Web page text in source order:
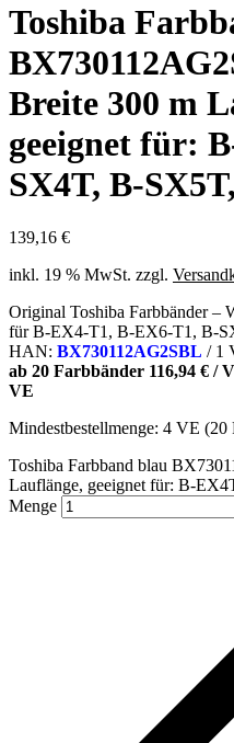
Toshiba
Breite 300 m
geeignet für:
SX4T, B-
139,16 €
inkl. 19 % MwSt. zzgl.
Original Toshiba Farbbänder –
für B-EX4-T1, B-EX6-T1, B-
HAN: BX730112AG2SBL / 1
ab 20 Farbbänder 116,94 € /
VE
Mindestbestellmenge: 4 VE (20
Toshiba Farbband blau
Lauflänge, geeignet für: B-
Menge